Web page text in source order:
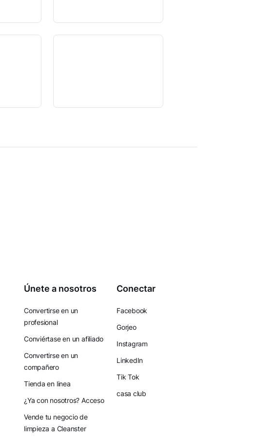
Únete a nosotros
Convertirse en un
profesional
Conviértase en un afiliado
Convertirse en un
compañero
Tienda en linea
¿Ya con nosotros? Acceso
Vende tu negocio de
limpieza a Cleanster
Conectar
Facebook
Gorjeo
Instagram
LinkedIn
Tik Tok
casa club